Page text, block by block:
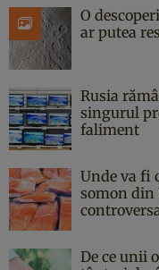
O
ar putea
Rusia
singurul
faliment
Unde va fi
somon din
De ce unii